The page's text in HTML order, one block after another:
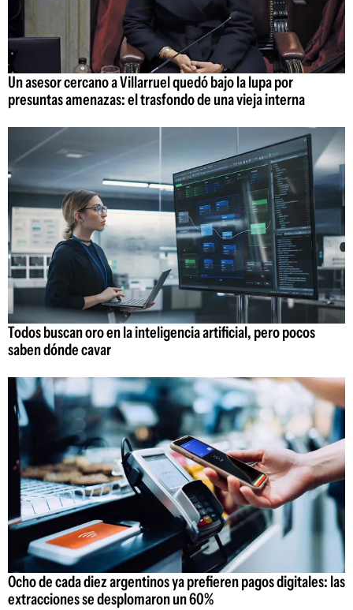
Un asesor cercano a Villarruel quedó bajo la lupa por
presuntas amenazas: el trasfondo de una vieja interna
Todos buscan oro en la inteligencia artificial, pero pocos
saben dónde cavar
Ocho de cada diez argentinos ya prefieren pagos digitales: las
extracciones se desplomaron un 60%